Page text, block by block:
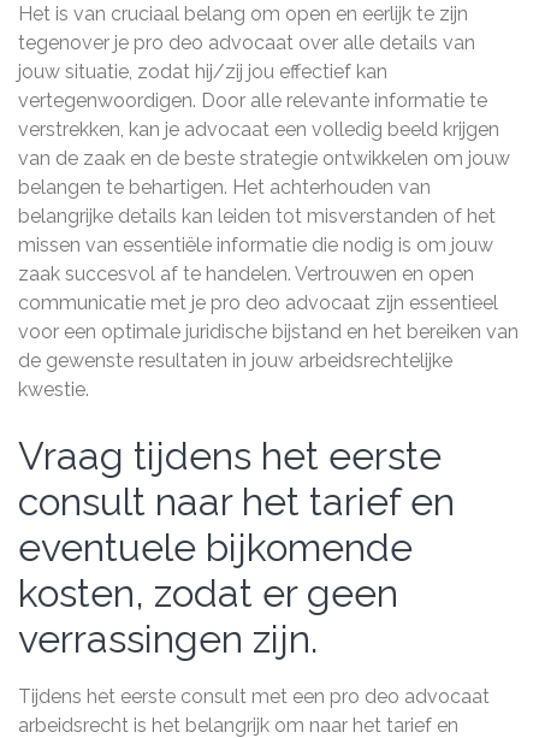
Het is van cruciaal belang om open en eerlijk te zijn
tegenover je pro deo advocaat over alle details van
jouw situatie, zodat hij/zij jou effectief kan
vertegenwoordigen. Door alle relevante informatie te
verstrekken, kan je advocaat een volledig beeld krijgen
van de zaak en de beste strategie ontwikkelen om jouw
belangen te behartigen. Het achterhouden van
belangrijke details kan leiden tot misverstanden of het
missen van essentiële informatie die nodig is om jouw
zaak succesvol af te handelen. Vertrouwen en open
communicatie met je pro deo advocaat zijn essentieel
voor een optimale juridische bijstand en het bereiken van
de gewenste resultaten in jouw arbeidsrechtelijke
kwestie.
Vraag tijdens het eerste
consult naar het tarief en
eventuele bijkomende
kosten, zodat er geen
verrassingen zijn.
Tijdens het eerste consult met een pro deo advocaat
arbeidsrecht is het belangrijk om naar het tarief en